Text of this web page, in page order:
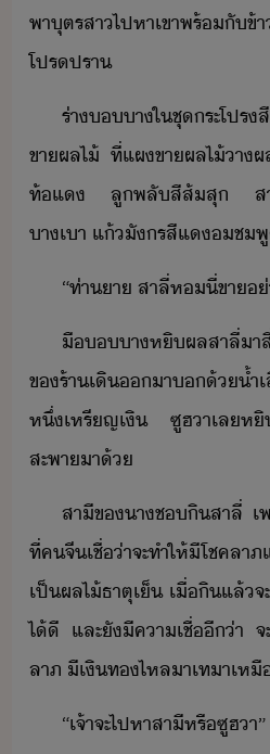
พาุ​ตร​สา​ไปหา​เขา​พร้ั​ข้
โปรปรา
ร่า​า​ใ​ชุ​ระโปร
ขา​ผลไ้​ ​ที่​แผ​ขา​ผลไ้​า​ผ
ท้​แ​ ​ลู​พลั​สีส้​สุ​ ​สา
าเา​ ​แ้​ัร​สีแ​​ช
“​ท่า​า​ ​สาลี่​ห​ี่​ขา​่
ื​า​หิ​ผล​สาลี่​
ขร้า​เิ​า​​้​้
หึ่​เหรีญเิ​ ​ซูฮ​า​เล​หิ
สะพา​า​้
สาี​ข​า​ช​ิ​สาลี่​ ​เ
ที่​คจี​เชื่​่า​จะ​ทำให้​ีโชค​ล
เป็ผล​ไ้​ธาตุ​เ็​ ​เื่​ิ​แล้​
ไ้ี​ ​และ​ั​ี​คาเชื่​ี่า​ ​จ
ลาภ​ ​ีเิท​ไหลา​เทา​เห
“​เจ้า​จะ​ไปหา​สาี​หรื​ซูฮ​า​